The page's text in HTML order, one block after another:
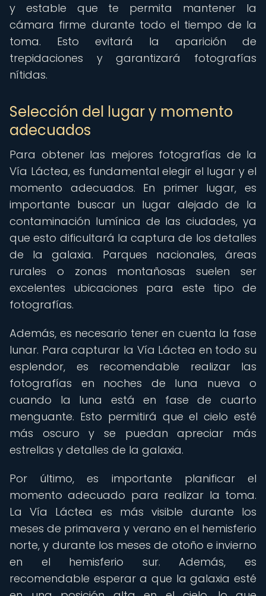
y estable que te permita mantener la
cámara firme durante todo el tiempo de la
toma. Esto evitará la aparición de
trepidaciones y garantizará fotografías
nítidas.
Selección del lugar y momento
adecuados
Para obtener las mejores fotografías de la
Vía Láctea, es fundamental elegir el lugar y el
momento adecuados. En primer lugar, es
importante buscar un lugar alejado de la
contaminación lumínica de las ciudades, ya
que esto dificultará la captura de los detalles
de la galaxia. Parques nacionales, áreas
rurales o zonas montañosas suelen ser
excelentes ubicaciones para este tipo de
fotografías.
Además, es necesario tener en cuenta la fase
lunar. Para capturar la Vía Láctea en todo su
esplendor, es recomendable realizar las
fotografías en noches de luna nueva o
cuando la luna está en fase de cuarto
menguante. Esto permitirá que el cielo esté
más oscuro y se puedan apreciar más
estrellas y detalles de la galaxia.
Por último, es importante planificar el
momento adecuado para realizar la toma.
La Vía Láctea es más visible durante los
meses de primavera y verano en el hemisferio
norte, y durante los meses de otoño e invierno
en el hemisferio sur. Además, es
recomendable esperar a que la galaxia esté